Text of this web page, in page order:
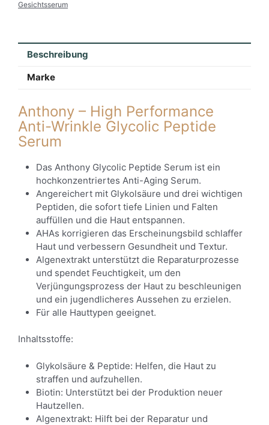
Gesichtsserum
Beschreibung
Marke
Anthony – High Performance
Anti-Wrinkle Glycolic Peptide
Serum
Das Anthony Glycolic Peptide Serum ist ein
hochkonzentriertes Anti-Aging Serum.
Angereichert mit Glykolsäure und drei wichtigen
Peptiden, die sofort tiefe Linien und Falten
auffüllen und die Haut entspannen.
AHAs korrigieren das Erscheinungsbild schlaffer
Haut und verbessern Gesundheit und Textur.
Algenextrakt unterstützt die Reparaturprozesse
und spendet Feuchtigkeit, um den
Verjüngungsprozess der Haut zu beschleunigen
und ein jugendlicheres Aussehen zu erzielen.
Für alle Hauttypen geeignet.
Inhaltsstoffe:
Glykolsäure & Peptide: Helfen, die Haut zu
straffen und aufzuhellen.
Biotin: Unterstützt bei der Produktion neuer
Hautzellen.
Algenextrakt: Hilft bei der Reparatur und